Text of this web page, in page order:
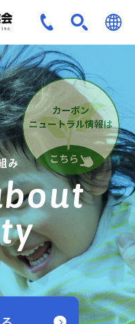
ENG
み